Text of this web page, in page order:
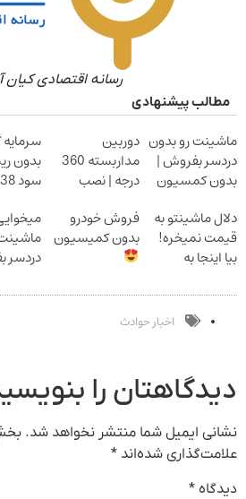
رسانه اقتصادی کیان
مطالب پیشنهادی
ماشینت رو بدون
دردسر بفروش |
بدون کمسیون
دوربین
مداربسته 360
درجه | نصب
بدون
دلال ماشینتو به
قیمت نمیخره!
بیا اینجا به
بفروش*فقط
خریدار واقعی*
فروش خودرو
بدون کمیسیون
دردسر
اخبار حوادث
دیدگاهتان را
نشانی ایمیل شما منتشر نخواهد شد.
علامت‌گذاری شده‌اند *
دیدگاه *